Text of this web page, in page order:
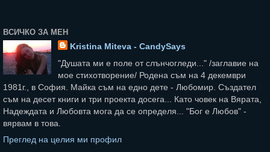
ВСИЧКО ЗА МЕН
Kristina Miteva - CandySays
"Душата ми е поле от слънчогледи..." /заглавие на
мое стихотворение/ Родена съм на 4 декември
1981г., в София. Майка съм на едно дете - Любомир. Създател
съм на десет книги и три проекта досега... Като човек на Вярата,
Надеждата и Любовта мога да се определя... "Бог е Любов" -
вярвам в това.
Преглед на целия ми профил